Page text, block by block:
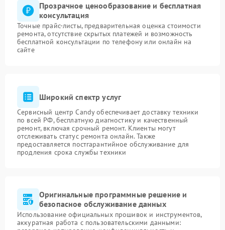
Прозрачное ценообразование и бесплатная
консультация
Точные прайс-листы, предварительная оценка стоимости
ремонта, отсутствие скрытых платежей и возможность
бесплатной консультации по телефону или онлайн на
сайте
Широкий спектр услуг
Сервисный центр Candy обеспечивает доставку техники
по всей РФ, бесплатную диагностику и качественный
ремонт, включая срочный ремонт. Клиенты могут
отслеживать статус ремонта онлайн. Также
предоставляется постгарантийное обслуживание для
продления срока службы техники
Оригинальные программные решение и
безопасное обслуживание данных
Использование официальных прошивок и инструментов,
аккуратная работа с пользовательскими данными: